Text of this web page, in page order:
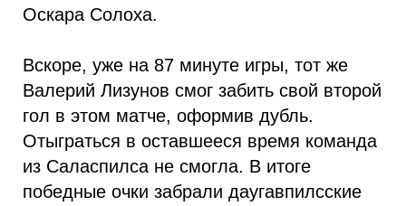
Оскара Солоха.
Вскоре, уже на 87 минуте игры, тот же
Валерий Лизунов смог забить свой второй
гол в этом матче, оформив дубль.
Отыграться в оставшееся время команда
из Саласпилса не смогла. В итоге
победные очки забрали даугавпилсские